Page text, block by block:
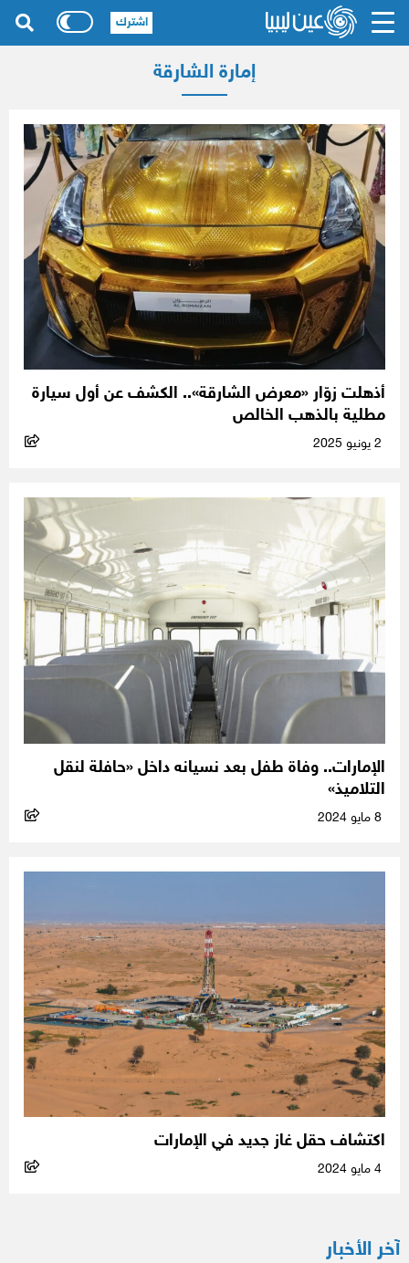
إمارة الشارقة
أذهلت زوّار «معرض الشارقة».. الكشف عن أول سيارة
مطلية بالذهب الخالص
الإمارات.. وفاة طفل بعد نسيانه داخل «حافلة لنقل
التلاميذ»
اكتشاف حقل غاز جديد في الإمارات
آخر الأخبار
اشترك